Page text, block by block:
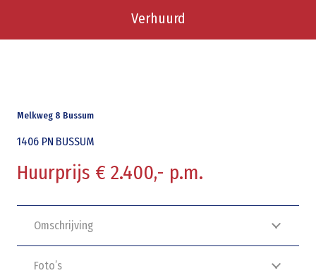
Verhuurd
Melkweg 8 Bussum
1406 PN BUSSUM
Huurprijs € 2.400,- p.m.
Omschrijving
Foto’s